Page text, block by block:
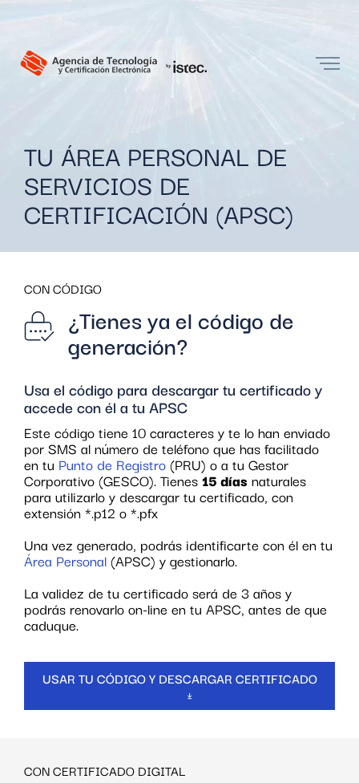
TU ÁREA PERSONAL DE
SERVICIOS DE
CERTIFICACIÓN (APSC)
CON CÓDIGO
¿Tienes ya el código de
generación?
Usa el código para descargar tu certificado y
accede con él a tu APSC
Este código tiene 10 caracteres y te lo han enviado
por SMS al número de teléfono que has facilitado
en tu Punto de Registro(PRU) o a tu Gestor
Corporativo (GESCO). Tienes15 días naturales
para utilizarlo y descargar tu certificado, con
extensión *.p12 o *.pfx
Una vez generado, podrás identificarte con él en tu
Área Personal(APSC) y gestionarlo.
La validez de tu certificado será de 3 años y
podrás renovarlo on-line en tu APSC, antes de que
caduque.
USAR TU CÓDIGO Y DESCARGAR CERTIFICADO
CON CERTIFICADO DIGITAL